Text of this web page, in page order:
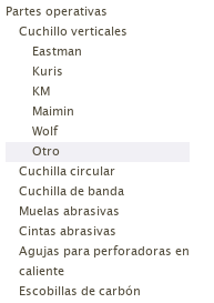
Partes operativas
Cuchillo verticales
Eastman
Kuris
KM
Maimin
Wolf
Otro
Cuchilla circular
Cuchilla de banda
Muelas abrasivas
Cintas abrasivas
Agujas para perforadoras en
caliente
Escobillas de carbón